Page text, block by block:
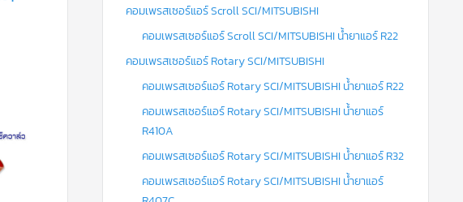
คอมเพรสเซอร์แอร์ Scroll SCI/MITSUBISHI
คอมเพรสเซอร์แอร์ Scroll SCI/MITSUBISHI น้ำยาแอร์ R22
คอมเพรสเซอร์แอร์ Rotary SCI/MITSUBISHI
คอมเพรสเซอร์แอร์ Rotary SCI/MITSUBISHI น้ำยาแอร์ R22
คอมเพรสเซอร์แอร์ Rotary SCI/MITSUBISHI น้ำยาแอร์
R410A
คอมเพรสเซอร์แอร์ Rotary SCI/MITSUBISHI น้ำยาแอร์ R32
คอมเพรสเซอร์แอร์ Rotary SCI/MITSUBISHI น้ำยาแอร์